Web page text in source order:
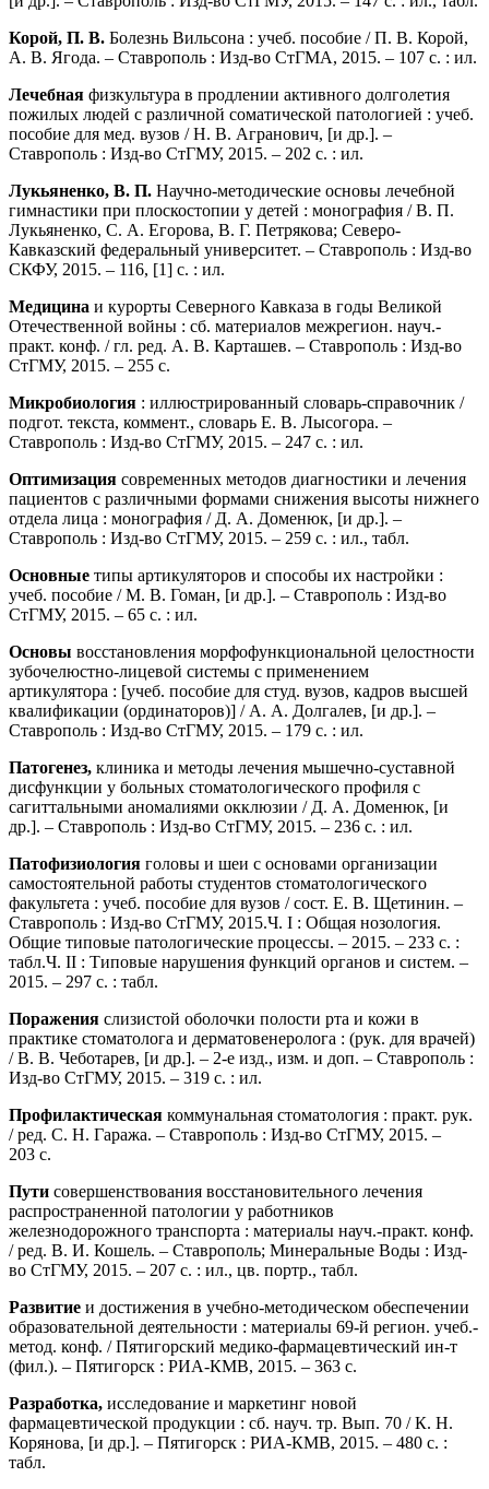
Корой, П. В. Болезнь Вильсона : учеб. пособие / П. В. Корой,
А. В. Ягода. – Ставрополь : Изд-во СтГМА, 2015. – 107 с. : ил.
Лечебная физкультура в продлении активного долголетия
пожилых людей с различной соматической патологией : учеб.
пособие для мед. вузов / Н. В. Агранович, [и др.]. –
Ставрополь : Изд-во СтГМУ, 2015. – 202 с. : ил.
Лукьяненко, В. П. Научно-методические основы лечебной
гимнастики при плоскостопии у детей : монография / В. П.
Лукьяненко, С. А. Егорова, В. Г. Петрякова; Северо-
Кавказский федеральный университет. – Ставрополь : Изд-во
СКФУ, 2015. – 116, [1] с. : ил.
Медицина и курорты Северного Кавказа в годы Великой
Отечественной войны : сб. материалов межрегион. науч.-
практ. конф. / гл. ред. А. В. Карташев. – Ставрополь : Изд-во
СтГМУ, 2015. – 255 с.
Микробиология : иллюстрированный словарь-справочник /
подгот. текста, коммент., словарь Е. В. Лысогора. –
Ставрополь : Изд-во СтГМУ, 2015. – 247 с. : ил.
Оптимизация современных методов диагностики и лечения
пациентов с различными формами снижения высоты нижнего
отдела лица : монография / Д. А. Доменюк, [и др.]. –
Ставрополь : Изд-во СтГМУ, 2015. – 259 с. : ил., табл.
Основные типы артикуляторов и способы их настройки :
учеб. пособие / М. В. Гоман, [и др.]. – Ставрополь : Изд-во
СтГМУ, 2015. – 65 с. : ил.
Основы восстановления морфофункциональной целостности
зубочелюстно-лицевой системы с применением
артикулятора : [учеб. пособие для студ. вузов, кадров высшей
квалификации (ординаторов)] / А. А. Долгалев, [и др.]. –
Ставрополь : Изд-во СтГМУ, 2015. – 179 с. : ил.
Патогенез, клиника и методы лечения мышечно-суставной
дисфункции у больных стоматологического профиля с
сагиттальными аномалиями окклюзии / Д. А. Доменюк, [и
др.]. – Ставрополь : Изд-во СтГМУ, 2015. – 236 с. : ил.
Патофизиология головы и шеи с основами организации
самостоятельной работы студентов стоматологического
факультета : учеб. пособие для вузов / сост. Е. В. Щетинин. –
Ставрополь : Изд-во СтГМУ, 2015.Ч. I : Общая нозология.
Общие типовые патологические процессы. – 2015. – 233 с. :
табл.Ч. II : Типовые нарушения функций органов и систем. –
2015. – 297 с. : табл.
Поражения слизистой оболочки полости рта и кожи в
практике стоматолога и дерматовенеролога : (рук. для врачей)
/ В. В. Чеботарев, [и др.]. – 2-е изд., изм. и доп. – Ставрополь :
Изд-во СтГМУ, 2015. – 319 с. : ил.
Профилактическая коммунальная стоматология : практ. рук.
/ ред. С. Н. Гаража. – Ставрополь : Изд-во СтГМУ, 2015. –
203 с.
Пути совершенствования восстановительного лечения
распространенной патологии у работников
железнодорожного транспорта : материалы науч.-практ. конф.
/ ред. В. И. Кошель. – Ставрополь; Минеральные Воды : Изд-
во СтГМУ, 2015. – 207 с. : ил., цв. портр., табл.
Развитие и достижения в учебно-методическом обеспечении
образовательной деятельности : материалы 69-й регион. учеб.-
метод. конф. / Пятигорский медико-фармацевтический ин-т
(фил.). – Пятигорск : РИА-КМВ, 2015. – 363 с.
Разработка, исследование и маркетинг новой
фармацевтической продукции : сб. науч. тр. Вып. 70 / К. Н.
Корянова, [и др.]. – Пятигорск : РИА-КМВ, 2015. – 480 с. :
табл.